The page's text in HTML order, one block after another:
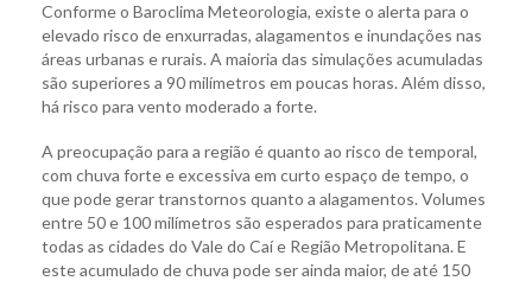
Conforme o Baroclima Meteorologia, existe o alerta para o
elevado risco de enxurradas, alagamentos e inundações nas
áreas urbanas e rurais. A maioria das simulações acumuladas
são superiores a 90 milímetros em poucas horas. Além disso,
há risco para vento moderado a forte.
A preocupação para a região é quanto ao risco de temporal,
com chuva forte e excessiva em curto espaço de tempo, o
que pode gerar transtornos quanto a alagamentos. Volumes
entre 50 e 100 milímetros são esperados para praticamente
todas as cidades do Vale do Caí e Região Metropolitana. E
este acumulado de chuva pode ser ainda maior, de até 150